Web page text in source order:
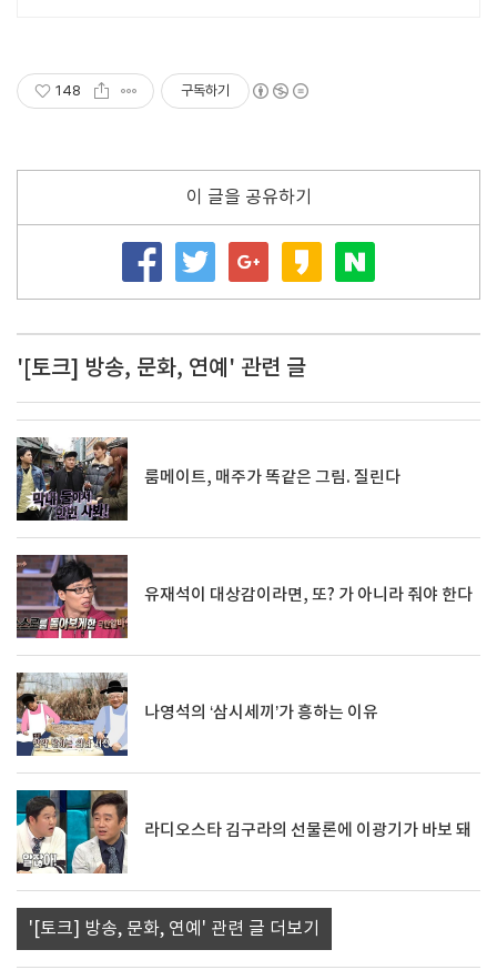
148 구독하기
이 글을 공유하기
'[토크] 방송, 문화, 연예' 관련 글
룸메이트, 매주가 똑같은 그림. 질린다
유재석이 대상감이라면, 또? 가 아니라 줘야 한다
나영석의 ‘삼시세끼’가 흥하는 이유
라디오스타 김구라의 선물론에 이광기가 바보 돼
'[토크] 방송, 문화, 연예' 관련 글 더보기